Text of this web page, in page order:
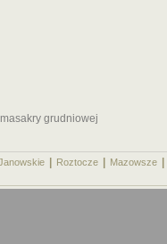
grudniowej
Roztocze Mazowsze